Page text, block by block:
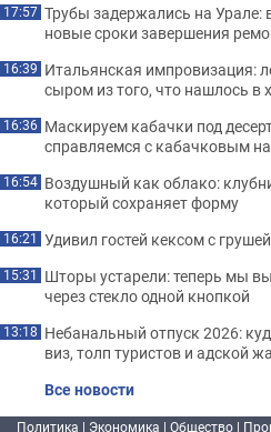
17:57 Трубы задержались на Урале:
новые сроки завершения
16:39 Итальянская импровизация:
сыром из того, что нашлось в
16:36 Маскируем кабачки под
справляемся с кабачковым
16:54 Воздушный как облако:
который сохраняет форму
16:21 Удивил гостей кексом с
15:31 Шторы устарели: теперь мы
через стекло одной кнопкой
13:18 Небанальный отпуск 2026:
виз, толп туристов и адской
Все новости
Политика | Экономика | Общество |